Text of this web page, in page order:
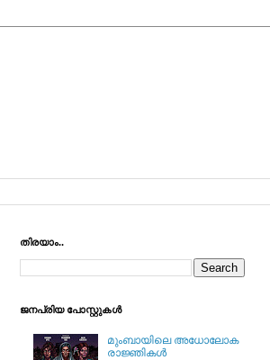
തിരയാം..
ജനപ്രിയ പോസ്റ്റുകള്‍
മുംബായിലെ അധോലോക
രാജ്ഞികള്‍